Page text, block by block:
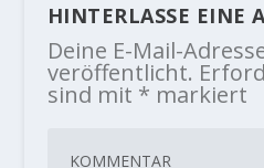
HINTERLASSE EINE
Deine E-Mail-
veröffentlicht.
sind mit * markiert